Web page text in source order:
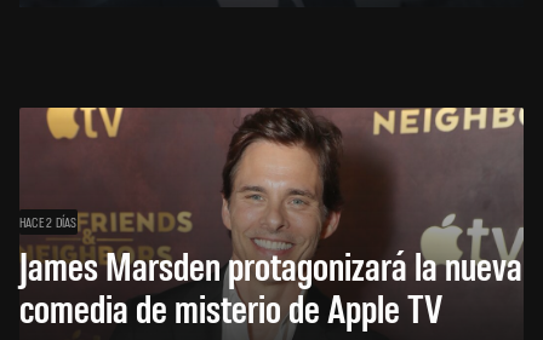
HACE 2 DÍAS
James Marsden protagonizará la nueva
comedia de misterio de Apple TV